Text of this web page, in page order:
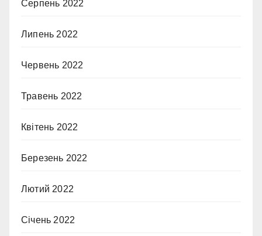
Серпень 2022
Липень 2022
Червень 2022
Травень 2022
Квітень 2022
Березень 2022
Лютий 2022
Січень 2022